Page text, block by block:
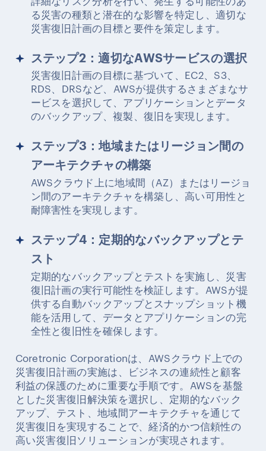
る災害の種類と潜在的な影響を特定し、適切な
災害復旧計画の目標と要件を策定します。
ステップ2：適切なAWSサービスの選択
災害復旧計画の目標に基づいて、EC2、S3、
RDS、DRSなど、AWSが提供するさまざまなサ
ービスを選択して、アプリケーションとデータ
のバックアップ、複製、復旧を実現します。
ステップ3：地域またはリージョン間の
アーキテクチャの構築
AWSクラウド上に地域間（AZ）またはリージョ
ン間のアーキテクチャを構築し、高い可用性と
耐障害性を実現します。
ステップ4：定期的なバックアップとテ
スト
定期的なバックアップとテストを実施し、災害
復旧計画の実行可能性を検証します。AWSが提
供する自動バックアップとスナップショット機
能を活用して、データとアプリケーションの完
全性と復旧性を確保します。
Coretronic Corporationは、AWSクラウド上での
災害復旧計画の実施は、ビジネスの連続性と顧客
利益の保護のために重要な手順です。AWSを基盤
とした災害復旧解決策を選択し、定期的なバック
アップ、テスト、地域間アーキテクチャを通じて
災害復旧を実現することで、経済的かつ信頼性の
高い災害復旧ソリューションが実現されます。